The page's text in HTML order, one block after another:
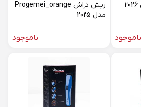
ناموجود
ریش تراش Progemei_orange
مدل 2025
ناموجود